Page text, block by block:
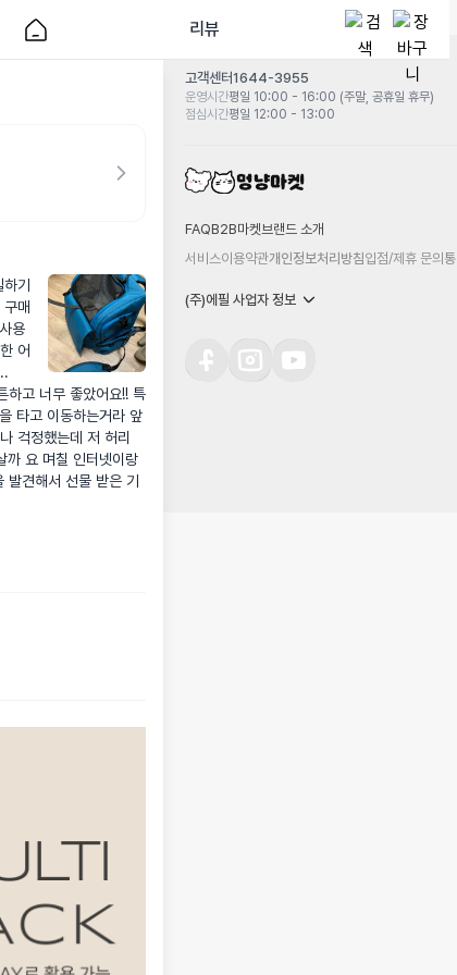
리뷰
기
매
용
어
하고 너무 좋았어요!! 특
타고 이동하는거라 앞
걱정했는데 저 허리
까 요 며칠 인터넷이랑
견해서 선물 받은 기
고객센터1644-3955
운영시간평일 10:00 - 16:00 (주말, 공휴일 휴무)
점심시간평일 12:00 - 13:00
FAQB2B마켓 브랜드 소개
서비스이용약관개인정보처리방침입점/제휴 문의
(주)에필 사업자 정보